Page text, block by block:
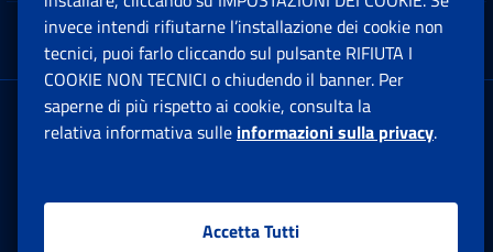
App mobile
Sede Legale : Via Ciro il Grande, 21
00144 Roma
invece intendi rifiutarne l’installazione dei cookie non
tecnici, puoi farlo cliccando sul pulsante RIFIUTA I
COOKIE NON TECNICI o chiudendo il banner. Per
saperne di più rispetto ai cookie, consulta la
relativa informativa sulle informazioni sulla privacy.
Accetta Tutti